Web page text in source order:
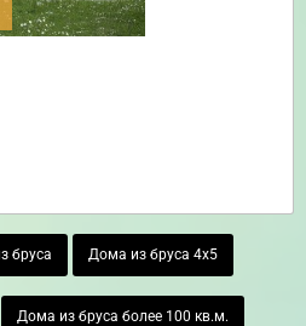
бруса Дома из бруса 4х5
Дома из бруса более 100 кв.м.